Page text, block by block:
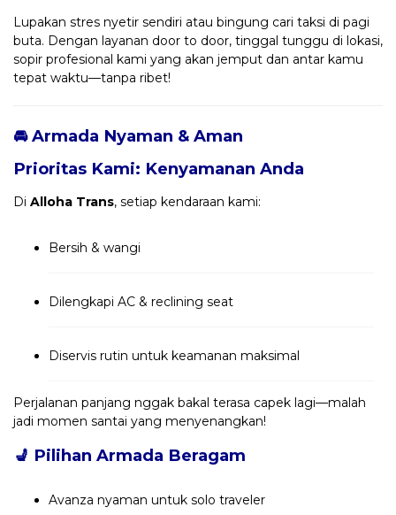
Lupakan stres nyetir sendiri atau bingung cari taksi di pagi
buta. Dengan layanan door to door, tinggal tunggu di lokasi,
sopir profesional kami yang akan jemput dan antar kamu
tepat waktu—tanpa ribet!
🚘 Armada Nyaman & Aman
Prioritas Kami: Kenyamanan Anda
Di Alloha Trans, setiap kendaraan kami:
Bersih & wangi
Dilengkapi AC & reclining seat
Diservis rutin untuk keamanan maksimal
Perjalanan panjang nggak bakal terasa capek lagi—malah
jadi momen santai yang menyenangkan!
💺 Pilihan Armada Beragam
Avanza nyaman untuk solo traveler